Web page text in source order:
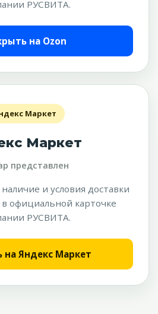
РУСВИТА.
на Ozon
Маркет
Маркет
представлен
и условия доставки
официальной карточке
РУСВИТА.
на Яндекс Маркет